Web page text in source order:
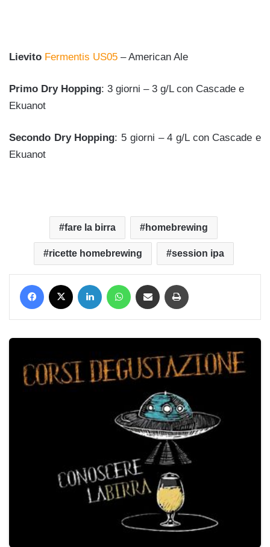
Lievito Fermentis US05 – American Ale
Primo Dry Hopping: 3 giorni – 3 g/L con Cascade e
Ekuanot
Secondo Dry Hopping: 5 giorni – 4 g/L con Cascade e
Ekuanot
fare la birra homebrewing
ricette homebrewing session ipa
Facebook LinkedIn WhatsApp Condividi via mail